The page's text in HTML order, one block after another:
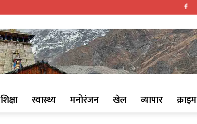
शिक्षा स्वास्थ्य मनोरंजन खेल व्यापार क्राइम